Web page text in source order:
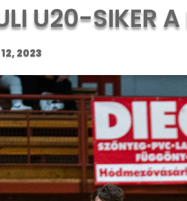
U20-SIKER A
2023